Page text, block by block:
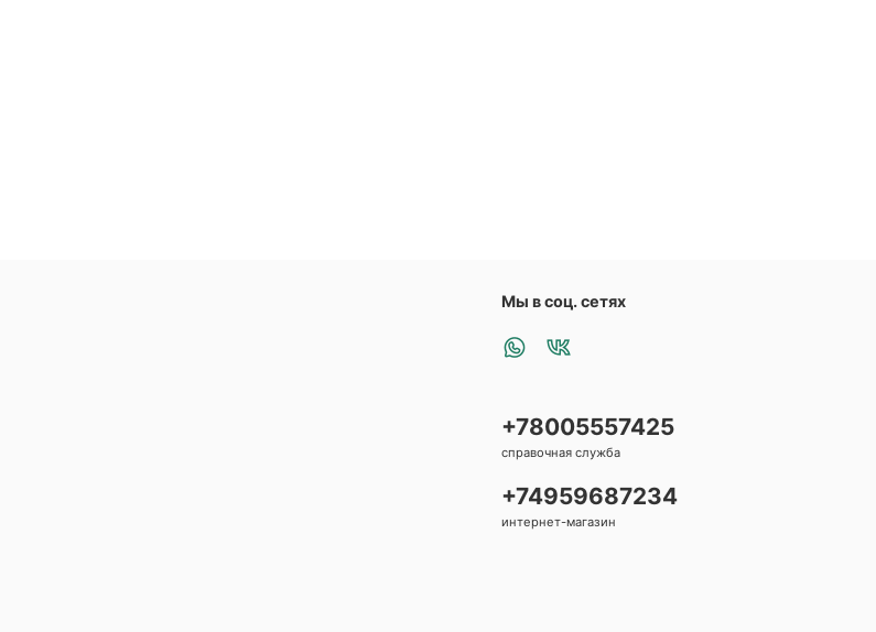
Мы в соц. сетях
+78005557425
справочная служба
+74959687234
интернет-магазин